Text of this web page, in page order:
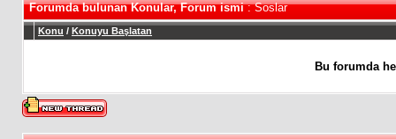
Forumda bulunan Konular, Forum ismi: Soslar
Konu / Konuyu Başlatan
Bu forumda